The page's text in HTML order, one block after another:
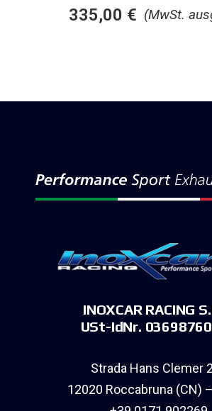
(MwSt.
335,00 €
INOXCAR RACING
USt-IdNr.
Strada Hans Clemer
12020 Roccabruna (CN)